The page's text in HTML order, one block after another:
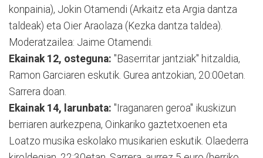
konpainia), Jokin Otamendi (Arkaitz eta Argia dantza
taldeak) eta Oier Araolaza (Kezka dantza taldea).
Moderatzailea: Jaime Otamendi.
Ekainak 12, osteguna: "Baserritar jantziak" hitzaldia,
Ramon Garciaren eskutik. Gurea antzokian, 20:00etan.
Sarrera doan.
Ekainak 14, larunbata: "Iraganaren geroa" ikuskizun
berriaren aurkezpena, Oinkariko gaztetxoenen eta
Loatzo musika eskolako musikarien eskutik. Olaederra